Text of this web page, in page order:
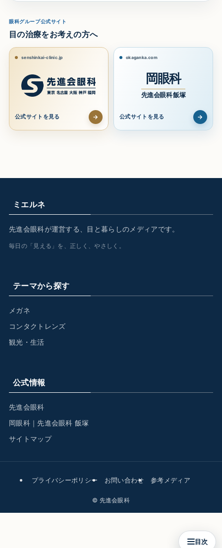
眼科グループ公式サイト
目の治療をお考えの方へ
senshinkai-clinic.jp
公式サイトを見る →
okaganka.com
岡眼科
先進会眼科 飯塚
公式サイトを見る →
ミエルネ
先進会眼科が運営する、目と暮らしのメディアです。
毎日の「見える」を、正しく、やさしく。
テーマから探す
メガネ
コンタクトレンズ
観光・生活
公式情報
先進会眼科
岡眼科｜先進会眼科 飯塚
サイトマップ
プライバシーポリシー お問い合わせ 参考メディア
© 先進会眼科
目次